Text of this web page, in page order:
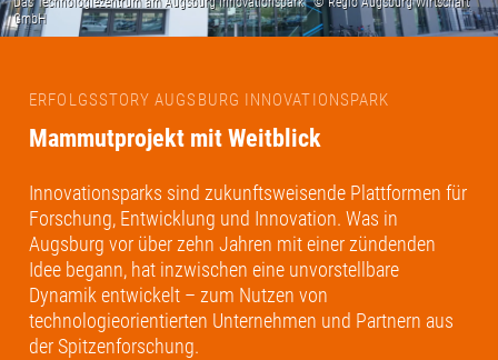
ERFOLGSSTORY AUGSBURG INNOVATIONSPARK
Mammutprojekt mit Weitblick
Innovationsparks sind zukunftsweisende Plattformen für
Forschung, Entwicklung und Innovation. Was in
Augsburg vor über zehn Jahren mit einer zündenden
Idee begann, hat inzwischen eine unvorstellbare
Dynamik entwickelt – zum Nutzen von
technologieorientierten Unternehmen und Partnern aus
der Spitzenforschung.